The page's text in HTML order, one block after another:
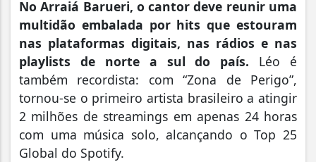
No Arraiá Barueri, o cantor deve reunir uma
multidão embalada por hits que estouram
nas plataformas digitais, nas rádios e nas
playlists de norte a sul do país. Léo é
também recordista: com “Zona de Perigo”,
tornou-se o primeiro artista brasileiro a atingir
2 milhões de streamings em apenas 24 horas
com uma música solo, alcançando o Top 25
Global do Spotify.